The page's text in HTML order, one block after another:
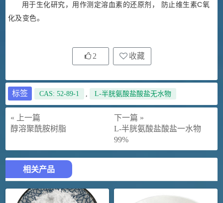
用于生化研究，用作测定溶血素的还原剂， 防止维生素C氧
化及变色。
2 收藏
标签 CAS: 52-89-1 , L-半胱氨酸盐酸盐无水物
« 上一篇
醇溶聚酰胺树脂
下一篇 »
L-半胱氨酸盐酸盐一水物
99%
相关产品